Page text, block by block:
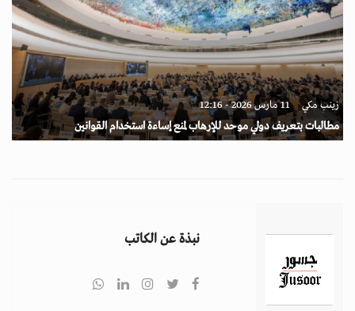
زينب مكي 11 مارس 2026 - 12:16
مطالبات بتعريف دولي موحد للإرهاب لمنع إساءة استخدام القوانين
نبذة عن الكاتب